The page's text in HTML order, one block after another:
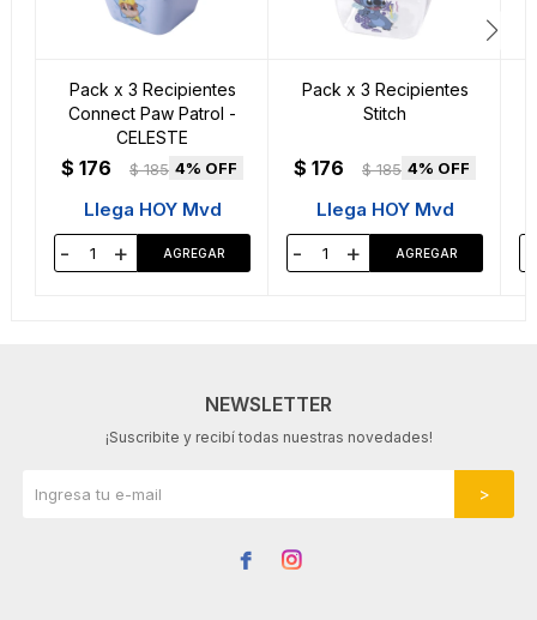
Pack x 3 Recipientes
Connect Paw Patrol -
CELESTE
$ 176 $ 185 4
Llega HOY Mvd
- +
Pack x 3 Recipientes
Stitch
$ 176 $ 185 4
Llega HOY Mvd
- +
NEWSLETTER
¡Suscribite y recibí todas nuestras novedades!
 